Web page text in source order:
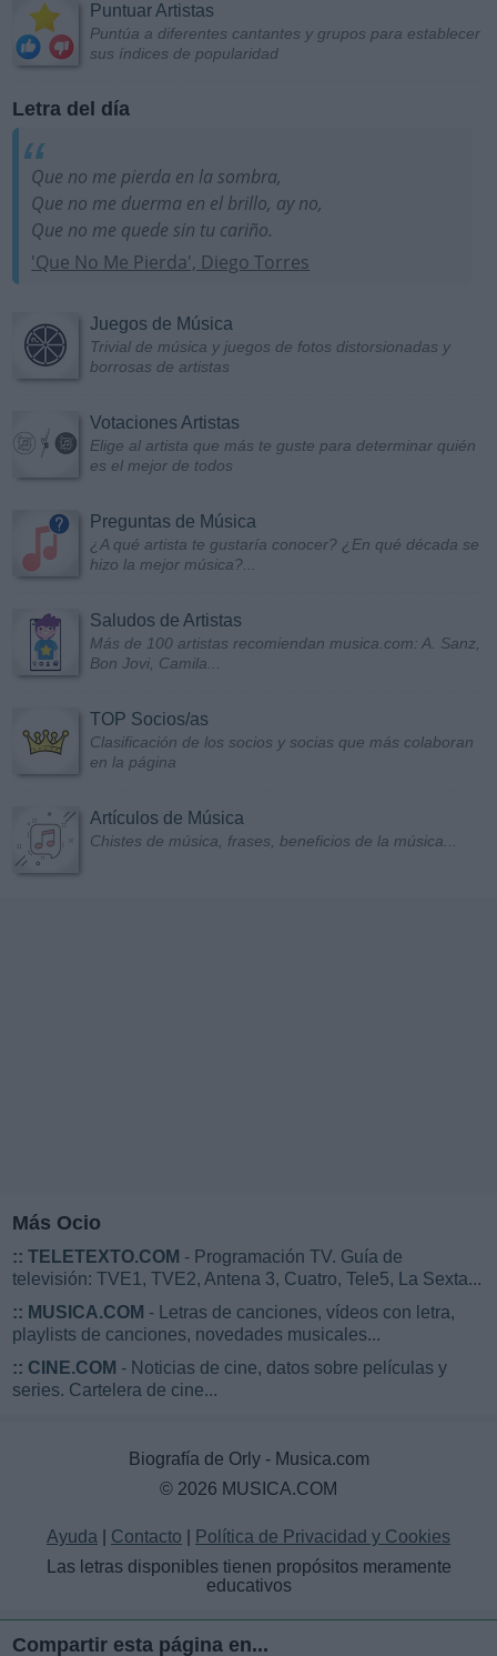
Puntuar Artistas
Puntúa a diferentes cantantes y grupos para establecer
sus índices de popularidad
Letra del día
Que no me pierda en la sombra,
Que no me duerma en el brillo, ay no,
Que no me quede sin tu cariño.
'Que No Me Pierda', Diego Torres
Juegos de Música
Trivial de música y juegos de fotos distorsionadas y
borrosas de artistas
Votaciones Artistas
Elige al artista que más te guste para determinar quién
es el mejor de todos
Preguntas de Música
¿A qué artista te gustaría conocer? ¿En qué década se
hizo la mejor música?...
Saludos de Artistas
Más de 100 artistas recomiendan musica.com: A. Sanz,
Bon Jovi, Camila...
TOP Socios/as
Clasificación de los socios y socias que más colaboran
en la página
Artículos de Música
Chistes de música, frases, beneficios de la música...
Más Ocio
:: TELETEXTO.COM - Programación TV. Guía de
televisión: TVE1, TVE2, Antena 3, Cuatro, Tele5, La Sexta...
:: MUSICA.COM - Letras de canciones, vídeos con letra,
playlists de canciones, novedades musicales...
:: CINE.COM - Noticias de cine, datos sobre películas y
series. Cartelera de cine...
Biografía de Orly - Musica.com
© 2026 MUSICA.COM
Ayuda Contacto
Política de Privacidad y Cookies
Las letras disponibles tienen propósitos meramente
educativos
Compartir esta página en...